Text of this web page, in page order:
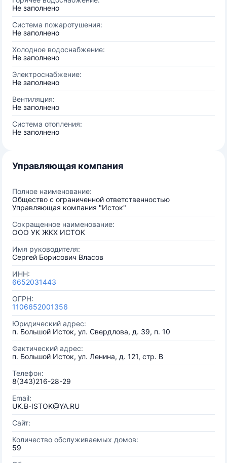
Не заполнено
Система пожаротушения:
Не заполнено
Холодное водоснабжение:
Не заполнено
Электроснабжение:
Не заполнено
Вентиляция:
Не заполнено
Система отопления:
Не заполнено
Управляющая компания
Полное наименование:
Общество с ограниченной ответственностью
Управляющая компания "Исток"
Сокращенное наименование:
ООО УК ЖКХ ИСТОК
Имя руководителя:
Сергей Борисович Власов
ИНН:
6652031443
ОГРН:
1106652001356
Юридический адрес:
п. Большой Исток, ул. Свердлова, д. 39, п. 10
Фактический адрес:
п. Большой Исток, ул. Ленина, д. 121, стр. В
Телефон:
8(343)216-28-29
Email:
UK.B-ISTOK@YA.RU
Сайт:
Количество обслуживаемых домов:
59